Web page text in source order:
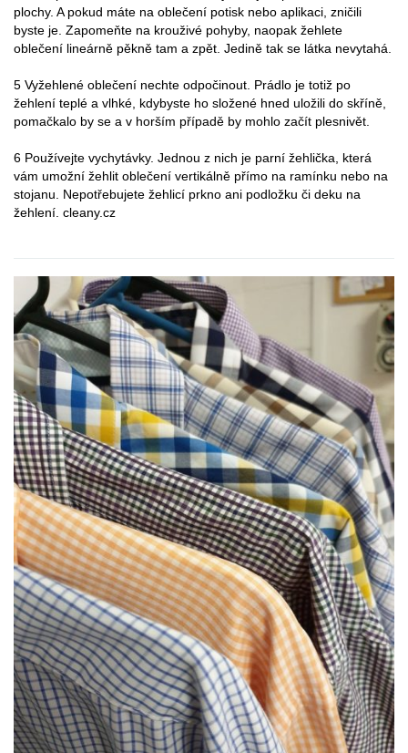
plochy. A pokud máte na oblečení potisk nebo aplikaci, zničili
byste je. Zapomeňte na krouživé pohyby, naopak žehlete
oblečení lineárně pěkně tam a zpět. Jedině tak se látka nevytahá.
5 Vyžehlené oblečení nechte odpočinout. Prádlo je totiž po
žehlení teplé a vlhké, kdybyste ho složené hned uložili do skříně,
pomačkalo by se a v horším případě by mohlo začít plesnivět.
6 Používejte vychytávky. Jednou z nich je parní žehlička, která
vám umožní žehlit oblečení vertikálně přímo na ramínku nebo na
stojanu. Nepotřebujete žehlicí prkno ani podložku či deku na
žehlení. cleany.cz